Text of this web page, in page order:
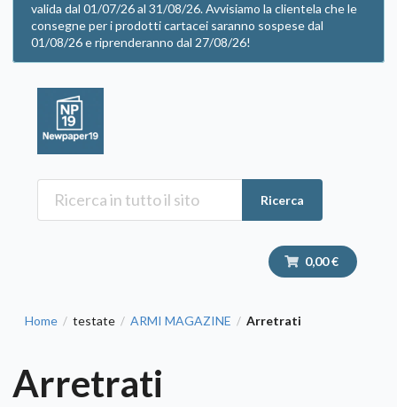
valida dal 01/07/26 al 31/08/26. Avvisiamo la clientela che le
consegne per i prodotti cartacei saranno sospese dal
01/08/26 e riprenderanno dal 27/08/26!
Ricerca
0,00 €
Home / testate / ARMI MAGAZINE / Arretrati
Arretrati